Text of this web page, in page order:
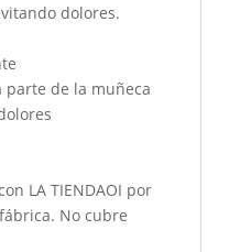
dolores.
de la muñeca
LA TIENDAOI por
No cubre